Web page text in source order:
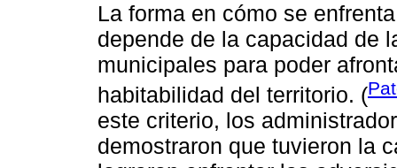
La forma en cómo se
depende de la capacidad de
municipales para poder
habitabilidad del territorio. (
este criterio, los
demostraron que tuvieron la